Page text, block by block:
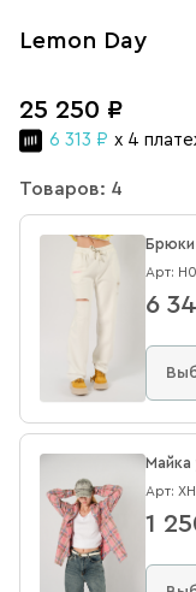
Lemon Day
25 250 ₽
6 313 ₽ x 4
Товаров: 4
Брюки
Арт:
6
Майка
Арт:
1